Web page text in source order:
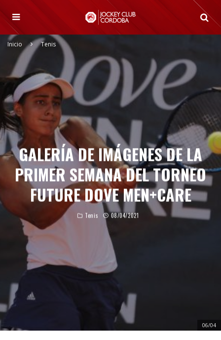
Inicio Tenis
06/04
GALERÍA DE IMÁGENES DE LA
PRIMER SEMANA DEL TORNEO
FUTURE DOVE MEN+CARE
Tenis 08/04/2021